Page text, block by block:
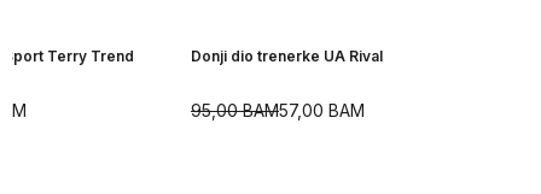
Terry Trend Donji dio trenerke UA Rival
57,00 BAM
95,00BAM